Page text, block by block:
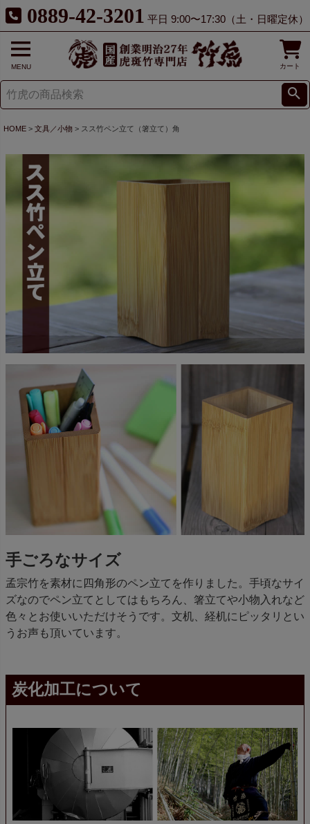
0889-42-3201 平日 9:00〜17:30（土・日曜定休）
MENU カート
HOME 文具／小物 スス竹ペン立て（箸立て）角
手ごろなサイズ
孟宗竹を素材に四角形のペン立てを作りました。手頃なサイ
ズなのでペン立てとしてはもちろん、箸立てや小物入れなど
色々とお使いいただけそうです。文机、経机にピッタリとい
うお声も頂いています。
炭化加工について